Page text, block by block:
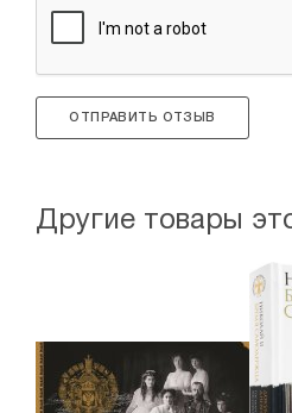
ОТПРАВИТЬ ОТЗЫВ
Другие товары